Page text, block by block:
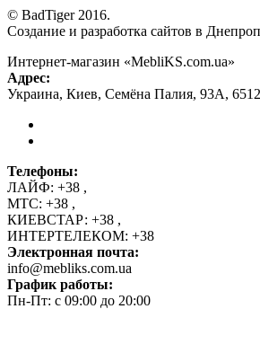
© BadTiger 2016.
Создание и разработка сайтов в
Интернет-магазин «MebliKS.com.ua»
Адрес:
Украина, Киев, Семёна Палия, 93А,
Телефоны:
ЛАЙФ: +38 ,
МТС: +38 ,
КИЕВСТАР: +38 ,
ИНТЕРТЕЛЕКОМ: +38
Электронная почта:
info@mebliks.com.ua
График работы:
Пн-Пт: с 09:00 до 20:00